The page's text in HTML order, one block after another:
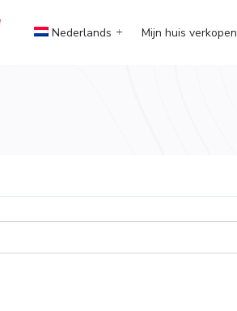
Nederlands Mijn huis verkopen